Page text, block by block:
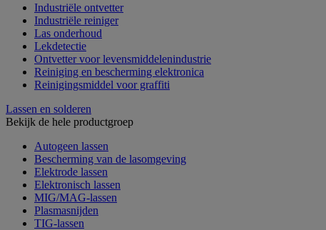
Industriële ontvetter
Industriële reiniger
Las onderhoud
Lekdetectie
Ontvetter voor levensmiddelenindustrie
Reiniging en bescherming elektronica
Reinigingsmiddel voor graffiti
Lassen en solderen
Bekijk de hele productgroep
Autogeen lassen
Bescherming van de lasomgeving
Elektrode lassen
Elektronisch lassen
MIG/MAG-lassen
Plasmasnijden
TIG-lassen